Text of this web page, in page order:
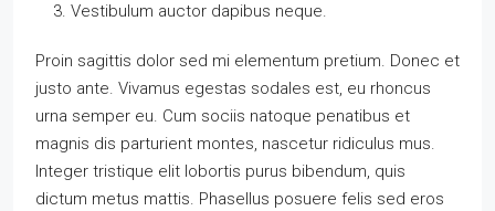
Vestibulum auctor dapibus neque.
Proin sagittis dolor sed mi elementum pretium. Donec et
justo ante. Vivamus egestas sodales est, eu rhoncus
urna semper eu. Cum sociis natoque penatibus et
magnis dis parturient montes, nascetur ridiculus mus.
Integer tristique elit lobortis purus bibendum, quis
dictum metus mattis. Phasellus posuere felis sed eros